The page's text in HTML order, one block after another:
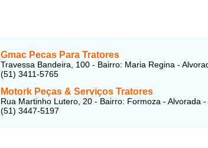
Gmac Pecas Para Tratores
Travessa Bandeira, 100 - Bairro: Maria Regina -
(51) 3411-5765
Motork Peças & Serviços Tratores
Rua Martinho Lutero, 20 - Bairro: Formoza - Alvorada
(51) 3447-5197